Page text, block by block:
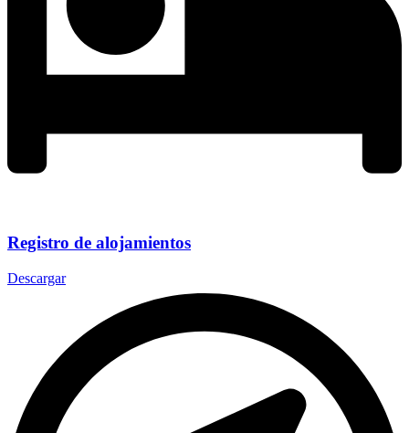
Registro de alojamientos
Descargar